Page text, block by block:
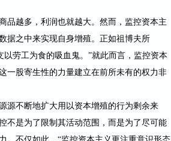
品越多，利润也就越大。然而，监控资本主
据之中来实现自身增殖。正如祖博夫所
劳工为食的吸血鬼。”就此而言，监控资本
一股寄生性的力量建立在前所未有的权力非
源不断地扩大用以资本增殖的行为剩余来
不是为了限制其活动范围，而是为了尽可能